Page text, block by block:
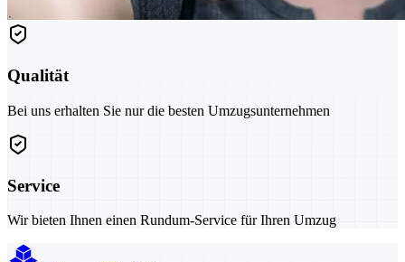
Qualität
Bei uns erhalten Sie nur die besten Umzugsunternehmen
Service
Wir bieten Ihnen einen Rundum-Service für Ihren Umzug